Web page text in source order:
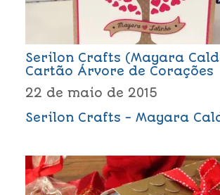
Serilon Crafts (Mayara
Cartão Árvore de Corações
22 de maio de 2015
Serilon Crafts - Mayara